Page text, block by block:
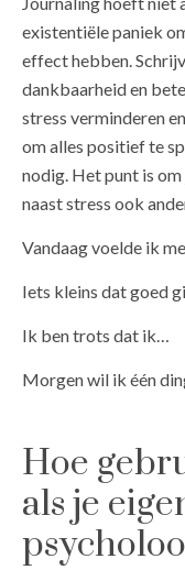
existentiële paniek
effect hebben.
dankbaarheid en
stress verminderen
om alles positief te
nodig. Het punt is
naast stress ook
Vandaag voelde ik
Iets kleins dat goed
Ik ben trots dat ik…
Morgen wil ik één
Hoe
als je